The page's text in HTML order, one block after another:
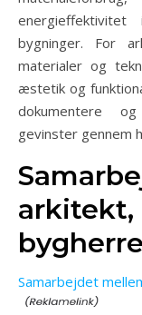
bygninger. For
materialer og
æstetik og
dokumentere
gevinster gennem
arkitekt,
bygherre
Samarbejdet